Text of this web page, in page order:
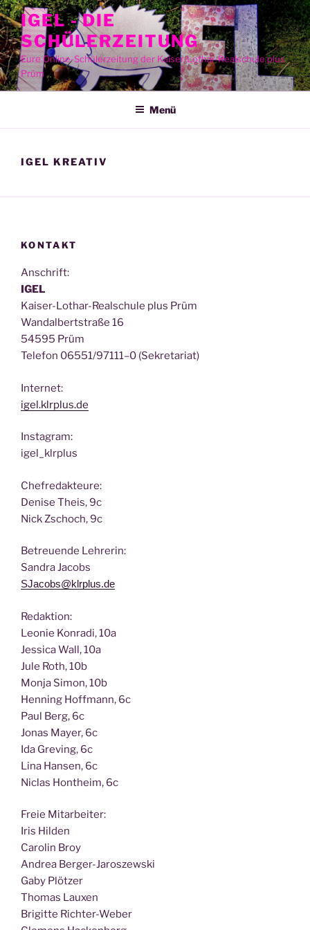
Zum
Inhalt
springen
IGEL - DIE
SCHÜLERZEITUNG
Eure Online-Schülerzeitung der Kaiser-Lothar-Realschule plus
Prüm
Menü
IGEL KREATIV
KONTAKT
Anschrift:
IGEL
Kai­ser-Lothar-Real­schu­le plus Prüm
Wan­dal­bert­stra­ße 16
54595 Prüm
Tele­fon 06551/97111–0 (Sekre­ta­ri­at)
Inter­net:
igel.klrplus.de
Insta­gram:
igel_klrplus
Chef­re­dak­teu­re:
Deni­se Theis, 9c
Nick Zscho­ch, 9c
Betreu­en­de Lehrerin:
San­dra Jacobs
SJacobs@klrplus.de
Redak­ti­on:
Leo­nie Kon­ra­di, 10a
Jes­si­ca Wall, 10a
Jule Roth, 10b
Mon­ja Simon, 10b
Hen­ning Hoff­mann, 6c
Paul Berg, 6c
Jonas May­er, 6c
Ida Gre­ving, 6c
Lina Han­sen, 6c
Nic­las Hont­heim, 6c
Freie Mit­ar­bei­ter:
Iris Hilden
Caro­lin Broy
Andrea Berger-Jaroszewski
Gaby Plötzer
Tho­mas Lauxen
Bri­git­te Richter-Weber